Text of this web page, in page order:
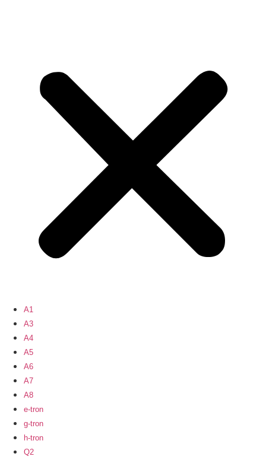
A1
A3
A4
A5
A6
A7
A8
e-tron
g-tron
h-tron
Q2